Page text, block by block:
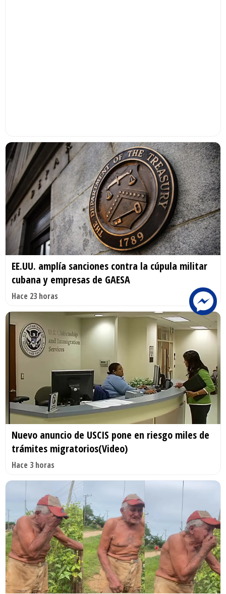
EE.UU. amplía sanciones contra la cúpula militar
cubana y empresas de GAESA
Hace 23 horas
Nuevo anuncio de USCIS pone en riesgo miles de
trámites migratorios(Video)
Hace 3 horas